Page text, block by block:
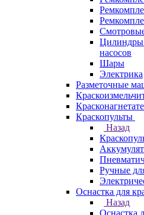
Цилиндры
насосов
Шары
Электрика
Разметочные
Краскопульты
Назад
Ручные
Оснастка для
Назад
Оснастка